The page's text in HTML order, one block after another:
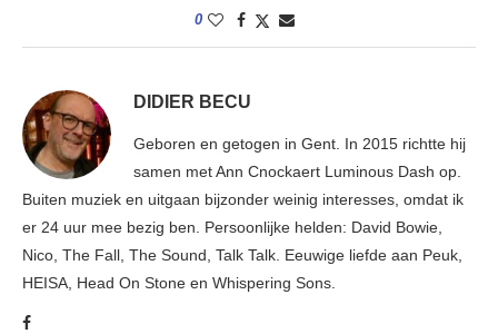
0
DIDIER BECU
Geboren en getogen in Gent. In 2015 richtte hij
samen met Ann Cnockaert Luminous Dash op.
Buiten muziek en uitgaan bijzonder weinig interesses, omdat ik
er 24 uur mee bezig ben. Persoonlijke helden: David Bowie,
Nico, The Fall, The Sound, Talk Talk. Eeuwige liefde aan Peuk,
HEISA, Head On Stone en Whispering Sons.